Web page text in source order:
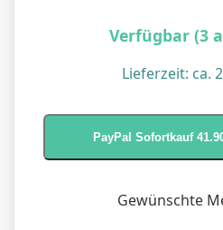
Verfügbar (3
Lieferzeit: ca.
Gewünschte